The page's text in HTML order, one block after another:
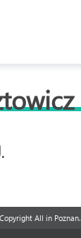
All in Poznan.